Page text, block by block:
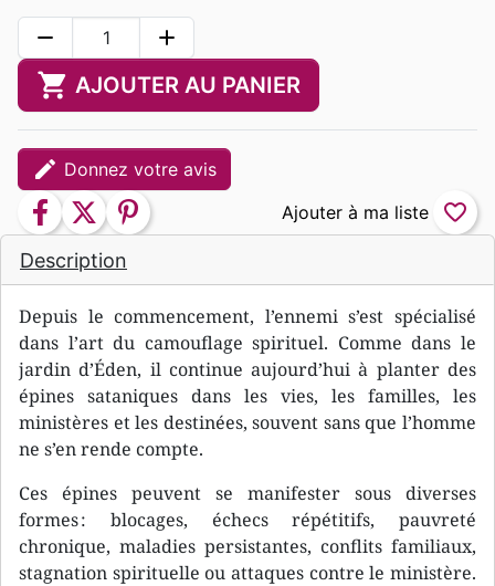
Description
Depuis le commencement, l’ennemi s’est spécialisé
dans l’art du camouflage spirituel. Comme dans le
jardin d’Éden, il continue aujourd’hui à planter des
épines sataniques dans les vies, les familles, les
ministères et les destinées, souvent sans que l’homme
ne s’en rende compte.
Ces épines peuvent se manifester sous diverses
formes : blocages, échecs répétitifs, pauvreté
chronique, maladies persistantes, conflits familiaux,
stagnation spirituelle ou attaques contre le ministère.
remove add
shopping_cart AJOUTER AU PANIER
edit Donnez votre avis
facebook twitter pinterest favorite_border